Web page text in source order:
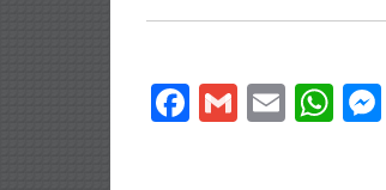
Facebook
GmailEmail